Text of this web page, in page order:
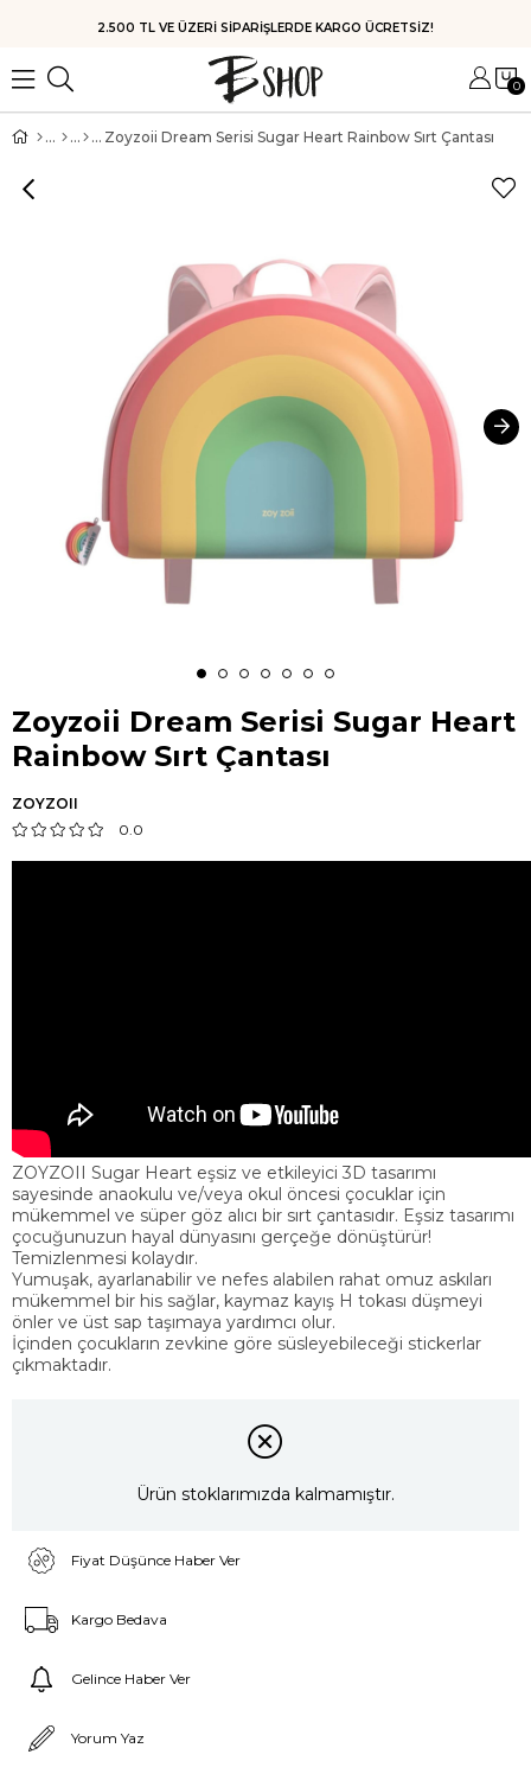
HIZLI KARGO
0
Zoyzoii Dream Serisi Sugar Heart Rainbow Sırt Çantası
Zoyzoii Dream Serisi Sugar Heart
Rainbow Sırt Çantası
ZOYZOII
0.0
ZOYZOII Sugar Heart eşsiz ve etkileyici 3D tasarımı
sayesinde anaokulu ve/veya okul öncesi çocuklar için
mükemmel ve süper göz alıcı bir sırt çantasıdır. Eşsiz tasarımı
çocuğunuzun hayal dünyasını gerçeğe dönüştürür!
Temizlenmesi kolaydır.
Yumuşak, ayarlanabilir ve nefes alabilen rahat omuz askıları
mükemmel bir his sağlar, kaymaz kayış H tokası düşmeyi
önler ve üst sap taşımaya yardımcı olur.
İçinden çocukların zevkine göre süsleyebileceği stickerlar
çıkmaktadır.
Ürün stoklarımızda kalmamıştır.
Fiyat Düşünce Haber Ver
Kargo Bedava
Gelince Haber Ver
Yorum Yaz